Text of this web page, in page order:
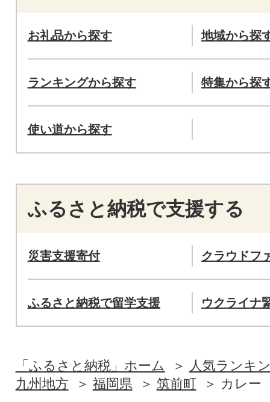
お礼品から探す 地域から探
ランキングから探す 特集から探
使い道から探す
ふるさと納税で支援する
災害支援寄付 クラウドフ
ふるさと納税で留学支援 ウクライナ
「ふるさと納税」ホーム
人気ランキ
九州地方
福岡県 筑前町 カレー